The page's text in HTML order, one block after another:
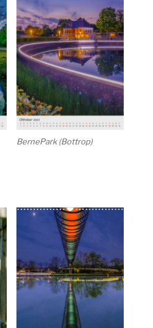
BernePark (Bottrop)